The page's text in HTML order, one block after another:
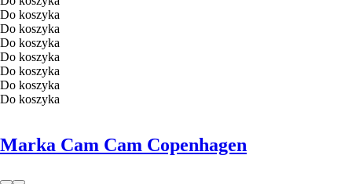
Do koszyka
Do koszyka
Do koszyka
Do koszyka
Do koszyka
Do koszyka
Do koszyka
Marka Cam Cam Copenhagen